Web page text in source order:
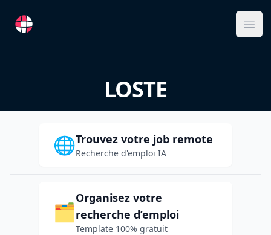
RemoteFR
LOSTE
🌐Trouvez votre job remote
Recherche d'emploi IA
🗂️
Organisez votre
recherche d’emploi
Template 100% gratuit